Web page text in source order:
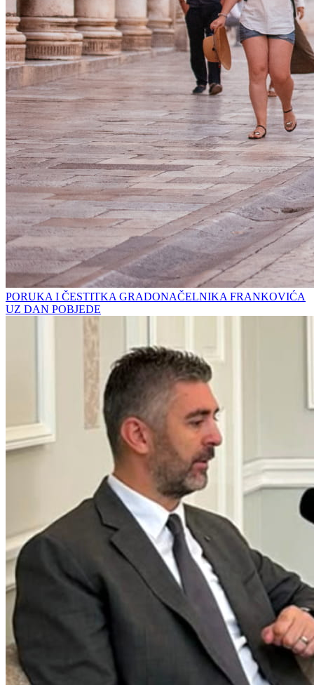
PORUKA I ČESTITKA GRADONAČELNIKA FRANKOVIĆA
UZ DAN POBJEDE